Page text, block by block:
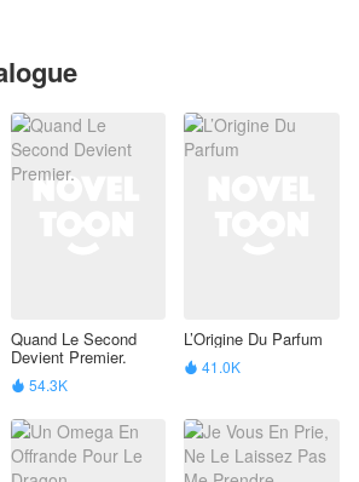
Quand Le Second
Devient Premier.
 54.3K
L’Origine Du Parfum
 41.0K